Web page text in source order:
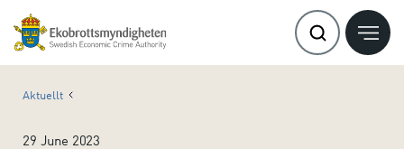
Aktuellt
29 June 2023